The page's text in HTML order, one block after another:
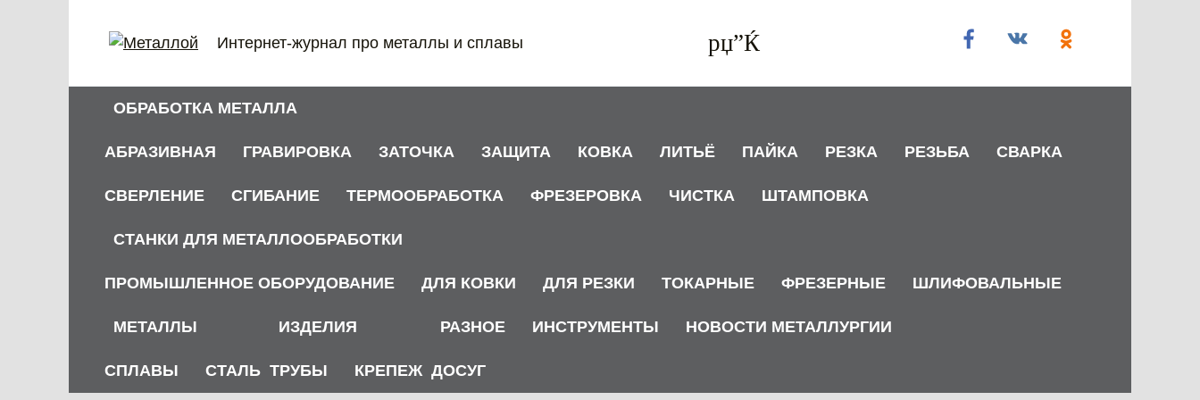
Интернет-журнал про металлы и сплавы
ОБРАБОТКА МЕТАЛЛА
АБРАЗИВНАЯ ГРАВИРОВКА ЗАТОЧКА ЗАЩИТА КОВКА ЛИТЬЁ ПАЙКА РЕЗКА РЕЗЬБА СВАРКА
СВЕРЛЕНИЕ СГИБАНИЕ ТЕРМООБРАБОТКА ФРЕЗЕРОВКА ЧИСТКА ШТАМПОВКА
СТАНКИ ДЛЯ МЕТАЛЛООБРАБОТКИ
ПРОМЫШЛЕННОЕ ОБОРУДОВАНИЕ ДЛЯ КОВКИ ДЛЯ РЕЗКИ ТОКАРНЫЕ ФРЕЗЕРНЫЕ ШЛИФОВАЛЬНЫЕ
МЕТАЛЛЫ
СПЛАВЫ СТАЛЬ
ИЗДЕЛИЯ
ТРУБЫ КРЕПЕЖ
РАЗНОЕ
ДОСУГ
ИНСТРУМЕНТЫ НОВОСТИ МЕТАЛЛУРГИИ